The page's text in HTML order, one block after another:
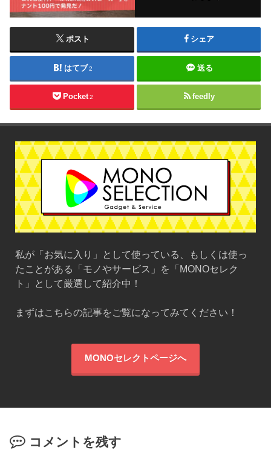
ポスト シェア
はてブ2 送る
Pocket2 feedly
私が「お気に入り」として使っている、もしくは使っ
たことがある「モノやサービス」を「MONOセレク
ト」として厳選して紹介中！
まずはこちらの記事をご覧になってみてください！
MONOセレクトページへ
コメントを残す